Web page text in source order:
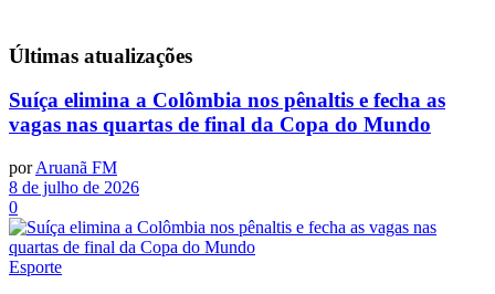
Últimas atualizações
Suíça elimina a Colômbia nos pênaltis e fecha as
vagas nas quartas de final da Copa do Mundo
por Aruanã FM
8 de julho de 2026
0
Esporte